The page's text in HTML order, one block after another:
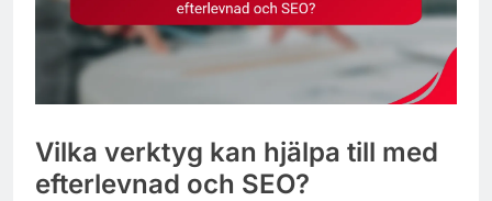
Vilka verktyg kan hjälpa till med
efterlevnad och SEO?